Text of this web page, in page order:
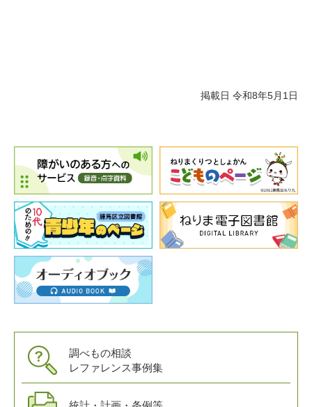
調べもの相談
レファレンス事例集
掲載日 令和8年5月1日